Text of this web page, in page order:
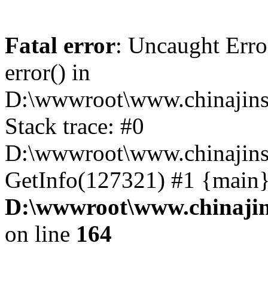
Fatal error: Uncaught
error() in
Stack trace: #0
GetInfo(127321) #1
on line 164